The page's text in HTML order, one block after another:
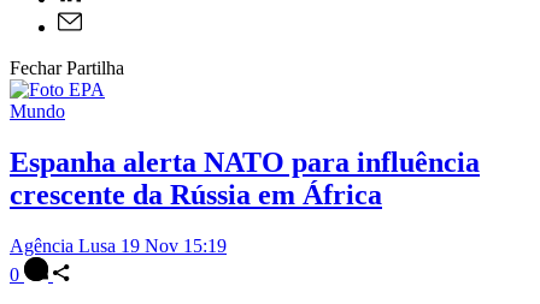
Fechar Partilha
Mundo
Espanha alerta NATO para influência
crescente da Rússia em África
Agência Lusa 19 Nov 15:19
0